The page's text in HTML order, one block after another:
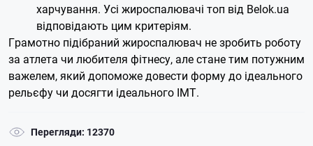
харчування. Усі жироспалювачі топ від Belok.ua
відповідають цим критеріям.
Грамотно підібраний жироспалювач не зробить роботу
за атлета чи любителя фітнесу, але стане тим потужним
важелем, який допоможе довести форму до ідеального
рельєфу чи досягти ідеального ІМТ.
Перегляди: 12370